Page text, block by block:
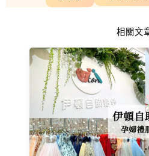
相關文